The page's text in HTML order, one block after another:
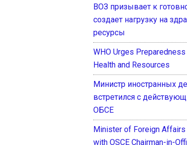
ВОЗ призывает к
создает нагрузку на
ресурсы
WHO Urges
Health and Resources
Министр иностранных
встретился с
ОБСЕ
Minister of Foreign
with OSCE Chairman-in-